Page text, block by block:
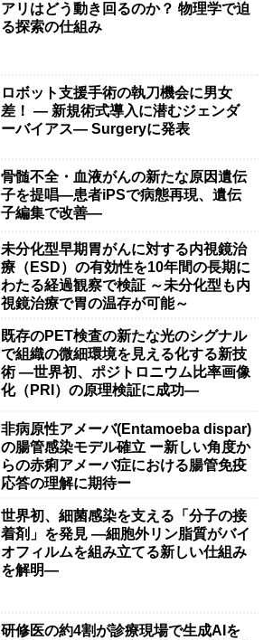
アリはどう動き回るのか？ 物理学で迫
る探索の仕組み
ロボット支援手術の執刀機会に男女
差！ — 新規術式導入に潜むジェンダ
ーバイアス— Surgeryに発表
骨髄不全・血液がんの新たな原因遺伝
子を提唱―患者iPSで病態再現、遺伝
子編集で改善―
未分化型早期胃がんに対する内視鏡治
療（ESD）の有効性を10年間の長期に
わたる経過観察で検証 ～未分化型も内
視鏡治療で胃の温存が可能～
既存のPET検査の新たな光のシグナル
で組織の微細環境を見える化する新技
術 ―世界初、ポジトロニウム比率画像
化（PRI）の原理検証に成功―
非病原性アメーバ(Entamoeba dispar)
の腸管感染モデル確立 ー新しい角度か
らの赤痢アメーバ症における腸管免疫
応答の理解に期待ー
世界初、細菌感染を支える「分子の接
着剤」を発見 ―細胞外リン脂質がバイ
オフィルムを組み立てる新しい仕組み
を解明―
研修医の約4割が診療現場で生成AIを